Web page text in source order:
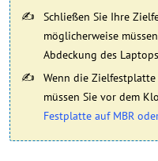
Schließen Sie Ihre
möglicherweise
Abdeckung des
Wenn die
müssen Sie vor dem
Festplatte auf MBR